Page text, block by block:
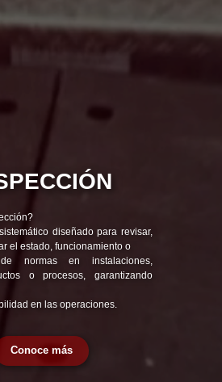
diseñado para revisar,
el estado, funcionamiento o
de normas en instalaciones,
o procesos, garantizando
en las operaciones.
Conoce más